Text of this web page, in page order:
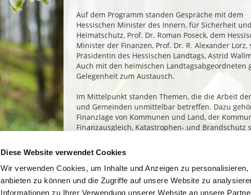
Diese Website verwendet Cookies
Wir verwenden Cookies, um Inhalte und Anzeigen zu
anbieten zu können und die Zugriffe auf unsere Website zu
Informationen zu Ihrer Verwendung unserer Website an unsere
Auf dem Programm standen Gespräche mit dem
Hessischen Minister des Innern, für Sicherheit und
Heimatschutz, Prof. Dr. Roman Poseck, dem
Minister der Finanzen, Prof. Dr. R. Alexander Lorz,
Präsidentin des Hessischen Landtags, Astrid
Auch mit den heimischen Landtagsabgeordneten
Gelegenheit zum Austausch.
Im Mittelpunkt standen Themen, die die Arbeit
und Gemeinden unmittelbar betreffen. Dazu
Finanzlage von Kommunen und Land, der
Finanzausgleich, Katastrophen- und Brandschutz
den Ministerien und dem Landtag wurden
„Der direkte Kontakt zur Landesebene ist für die
Gemeinden sehr wichtig. Gerade bei Themen, die
Arbeit vor Ort unmittelbar betreffen, ist der